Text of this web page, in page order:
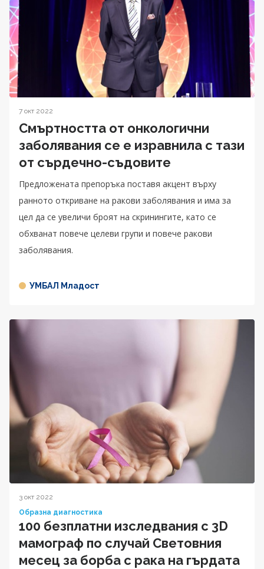
7 окт 2022
Смъртността от онкологични
заболявания се е изравнила с тази
от сърдечно-съдовите
Предложената препоръка поставя акцент върху
ранното откриване на ракови заболявания и има за
цел да се увеличи броят на скринингите, като се
обхванат повече целеви групи и повече ракови
заболявания.
УМБАЛ Младост
3 окт 2022
Образна диагностика
100 безплатни изследвания с 3D
мамограф по случай Световния
месец за борба с рака на гърдата